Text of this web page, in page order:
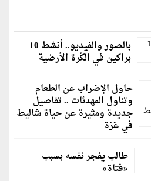
بالصور والفيديو.. أنشط 10
براكين في الكُرة الأرضية
حاول الإضراب عن الطعام
وتناول المهدئات .. تفاصيل
جديدة ومثيرة عن حياة شاليط
في غزة
طالب يفجر نفسه بسبب
«فتاة»